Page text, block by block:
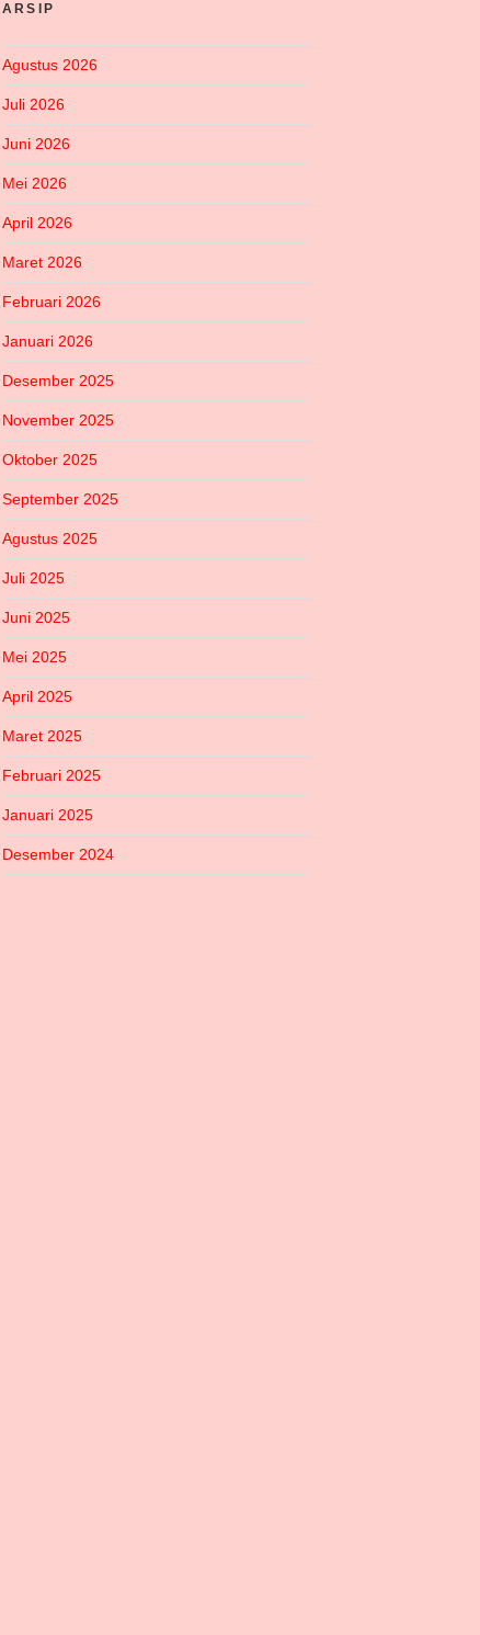
ARSIP
Agustus 2026
Juli 2026
Juni 2026
Mei 2026
April 2026
Maret 2026
Februari 2026
Januari 2026
Desember 2025
November 2025
Oktober 2025
September 2025
Agustus 2025
Juli 2025
Juni 2025
Mei 2025
April 2025
Maret 2025
Februari 2025
Januari 2025
Desember 2024